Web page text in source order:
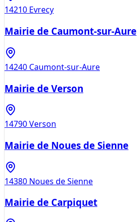
14210 Evrecy
Mairie de Caumont-sur-Aure
14240 Caumont-sur-Aure
Mairie de Verson
14790Verson
Mairie de Noues de Sienne
14380 Noues de Sienne
Mairie de Carpiquet